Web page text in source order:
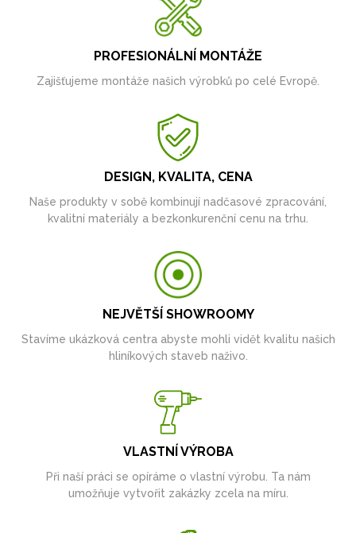
PROFESIONÁLNÍ MONTÁŽE
Zajišťujeme montáže našich výrobků po celé Evropě.
DESIGN, KVALITA, CENA
Naše produkty v sobě kombinují nadčasové zpracování,
kvalitní materiály a bezkonkurenční cenu na trhu.
NEJVĚTŠÍ SHOWROOMY
Stavíme ukázková centra abyste mohli vidět kvalitu našich
hliníkových staveb naživo.
VLASTNÍ VÝROBA
Při naší práci se opíráme o vlastní výrobu. Ta nám
umožňuje vytvořit zakázky zcela na míru.